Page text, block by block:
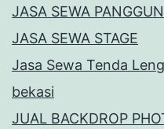
JASA SEWA
JASA SEWA STAGE
Jasa Sewa Tenda
bekasi
JUAL BACKDROP